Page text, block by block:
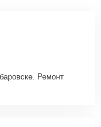
Ремонт